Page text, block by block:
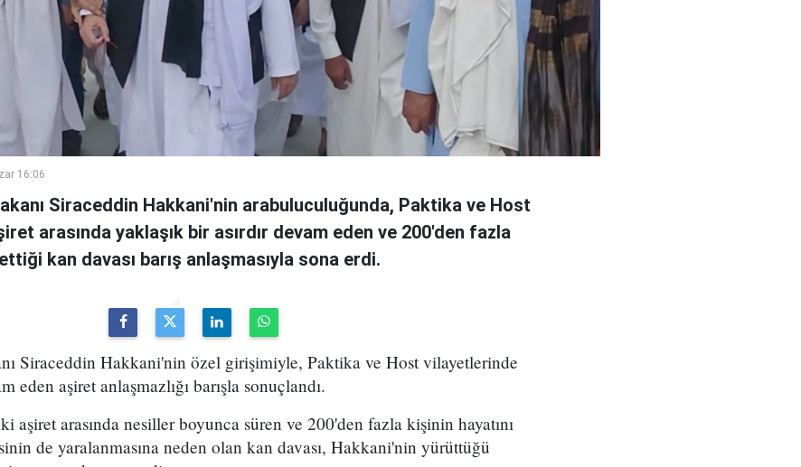
16:06
Siraceddin Hakkani'nin arabuluculuğunda, Paktika ve Host
arasında yaklaşık bir asırdır devam eden ve 200'den fazla
kan davası barış anlaşmasıyla sona erdi.
Siraceddin Hakkani'nin özel girişimiyle, Paktika ve Host vilayetlerinde
eden aşiret anlaşmazlığı barışla sonuçlandı.
aşiret arasında nesiller boyunca süren ve 200'den fazla kişinin hayatını
de yaralanmasına neden olan kan davası, Hakkani'nin yürüttüğü